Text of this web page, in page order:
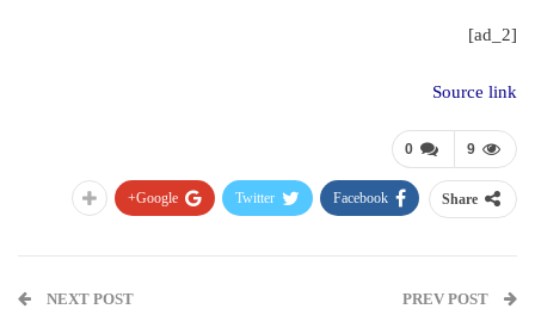
[ad_2]
Source link
0 9
Share
Facebook
Twitter
Google+
NEXT POST